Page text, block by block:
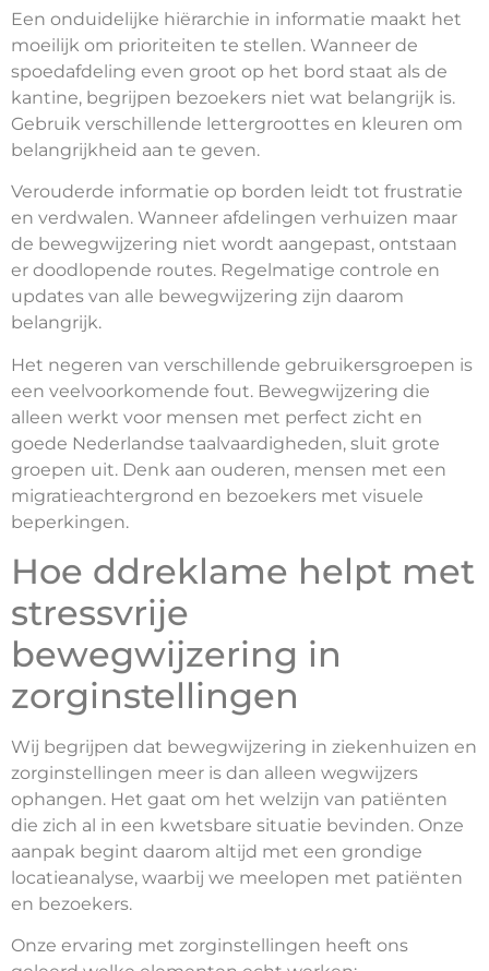
Een onduidelijke hiërarchie in informatie maakt het
moeilijk om prioriteiten te stellen. Wanneer de
spoedafdeling even groot op het bord staat als de
kantine, begrijpen bezoekers niet wat belangrijk is.
Gebruik verschillende lettergroottes en kleuren om
belangrijkheid aan te geven.
Verouderde informatie op borden leidt tot frustratie
en verdwalen. Wanneer afdelingen verhuizen maar
de bewegwijzering niet wordt aangepast, ontstaan
er doodlopende routes. Regelmatige controle en
updates van alle bewegwijzering zijn daarom
belangrijk.
Het negeren van verschillende gebruikersgroepen is
een veelvoorkomende fout. Bewegwijzering die
alleen werkt voor mensen met perfect zicht en
goede Nederlandse taalvaardigheden, sluit grote
groepen uit. Denk aan ouderen, mensen met een
migratieachtergrond en bezoekers met visuele
beperkingen.
Hoe ddreklame helpt met
stressvrije
bewegwijzering in
zorginstellingen
Wij begrijpen dat bewegwijzering in ziekenhuizen en
zorginstellingen meer is dan alleen wegwijzers
ophangen. Het gaat om het welzijn van patiënten
die zich al in een kwetsbare situatie bevinden. Onze
aanpak begint daarom altijd met een grondige
locatieanalyse, waarbij we meelopen met patiënten
en bezoekers.
Onze ervaring met zorginstellingen heeft ons